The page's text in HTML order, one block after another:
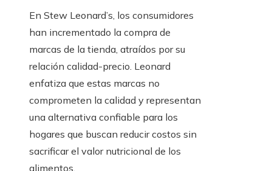
En Stew Leonard’s, los consumidores
han incrementado la compra de
marcas de la tienda, atraídos por su
relación calidad-precio. Leonard
enfatiza que estas marcas no
comprometen la calidad y representan
una alternativa confiable para los
hogares que buscan reducir costos sin
sacrificar el valor nutricional de los
alimentos.